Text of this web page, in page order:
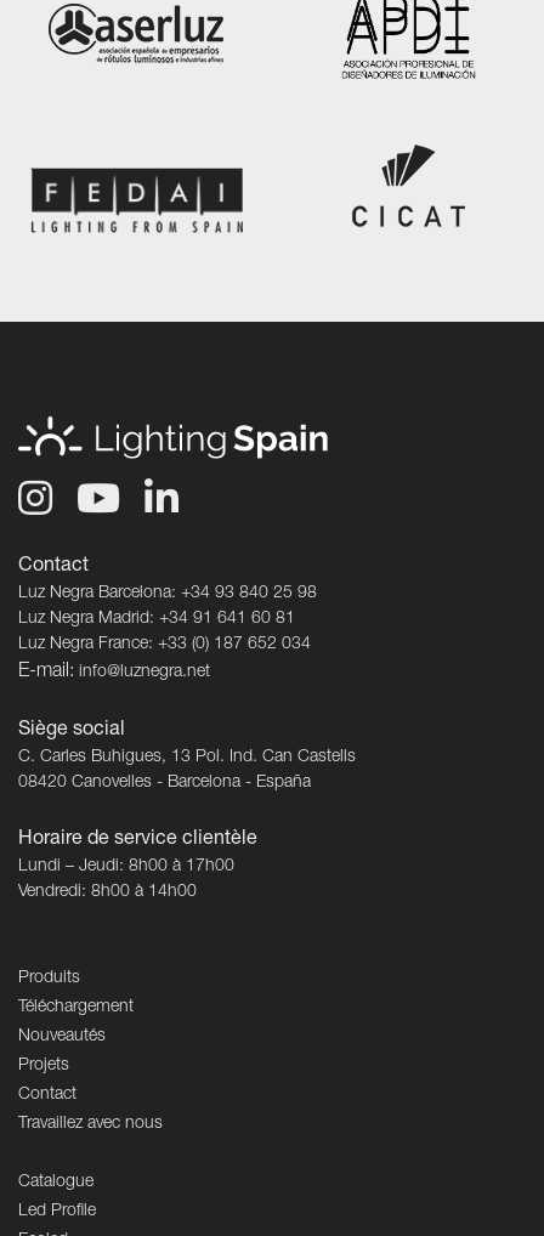
Contact
Luz Negra Barcelona: +34 93 840 25 98
Luz Negra Madrid: +34 91 641 60 81
Luz Negra France: +33 (0) 187 652 034
E-mail: info@luznegra.net
Siège social
C. Carles Buhigues, 13 Pol. Ind. Can Castells
08420 Canovelles - Barcelona - España
Horaire de service clientèle
Lundi – Jeudi: 8h00 à 17h00
Vendredi: 8h00 à 14h00
Produits
Téléchargement
Nouveautés
Projets
Contact
Travaillez avec nous
Catalogue
Led Profile